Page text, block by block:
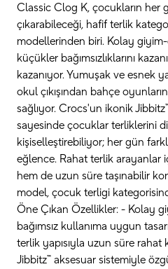
Classic Clog K, çocukların her
çıkarabileceği, hafif terlik
modellerinden biri. Kolay giyim-
küçükler bağımsızlıklarını
kazanıyor. Yumuşak ve esnek
okul çıkışından bahçe
sağlıyor. Crocs'un ikonik
sayesinde çocuklar terliklerini
kişiselleştirebiliyor; her gün
eğlence. Rahat terlik arayanlar
hem de uzun süre taşınabilir
model, çocuk terligi
Öne Çıkan Özellikler: - Kolay
bağımsız kullanıma uygun
terlik yapısıyla uzun süre rahat
Jibbitz™ aksesuar sistemiyle